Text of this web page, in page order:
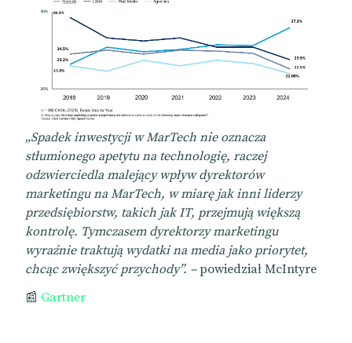
„Spadek inwestycji w MarTech nie oznacza
stłumionego apetytu na technologię, raczej
odzwierciedla malejący wpływ dyrektorów
marketingu na MarTech, w miarę jak inni liderzy
przedsiębiorstw, takich jak IT, przejmują większą
kontrolę. Tymczasem dyrektorzy marketingu
wyraźnie traktują wydatki na media jako priorytet,
chcąc zwiększyć przychody”. –powiedział McIntyre
📰 Gartner